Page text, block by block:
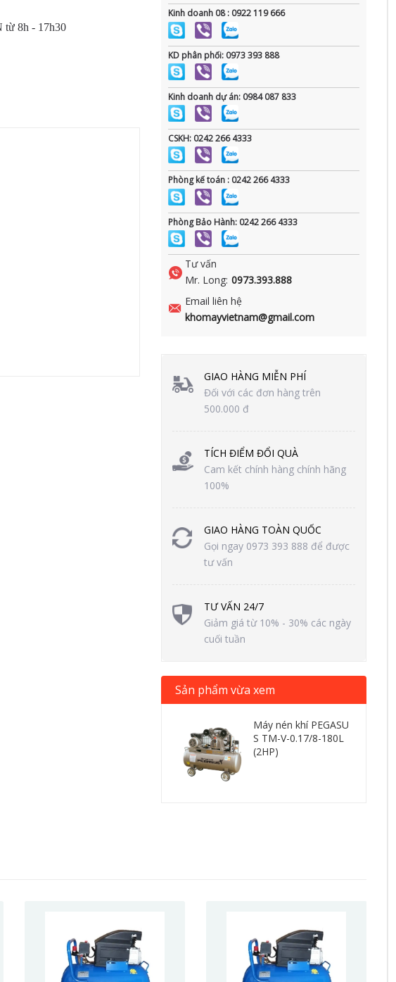
từ 8h - 17h30
Kinh doanh 08 : 0922 119 666
KD phân phối: 0973 393 888
Kinh doanh dự án: 0984 087 833
CSKH: 0242 266 4333
Phòng kế toán : 0242 266 4333
Phòng Bảo Hành: 0242 266 4333
Tư vấn
Mr. Long: 0973.393.888
Email liên hệ
khomayvietnam@gmail.com
GIAO HÀNG MIỄN PHÍ
Đối với các đơn hàng trên
500.000 đ
TÍCH ĐIỂM ĐỔI QUÀ
Cam kết chính hàng chính hãng
100%
GIAO HÀNG TOÀN QUỐC
Gọi ngay 0973 393 888 để được
tư vấn
TƯ VẤN 24/7
Giảm giá từ 10% - 30% các ngày
cuối tuần
Sản phẩm vừa xem
Máy nén khí PEGASU
S TM-V-0.17/8-180L
(2HP)